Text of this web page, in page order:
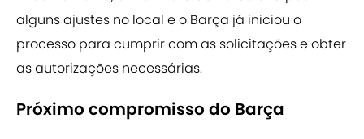
alguns ajustes no local e o Barça já iniciou o
processo para cumprir com as solicitações e obter
as autorizações necessárias.
Próximo compromisso do Barça